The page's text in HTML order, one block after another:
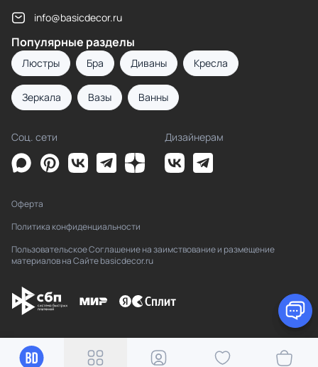
info@basicdecor.ru
Популярные разделы
Люстры Бра Диваны Кресла
Зеркала Вазы Ванны
Соц. сети Дизайнерам
Оферта
Политика конфиденциальности
Пользовательское Соглашение на заимствование и размещение
материалов на Сайте basicdecor.ru